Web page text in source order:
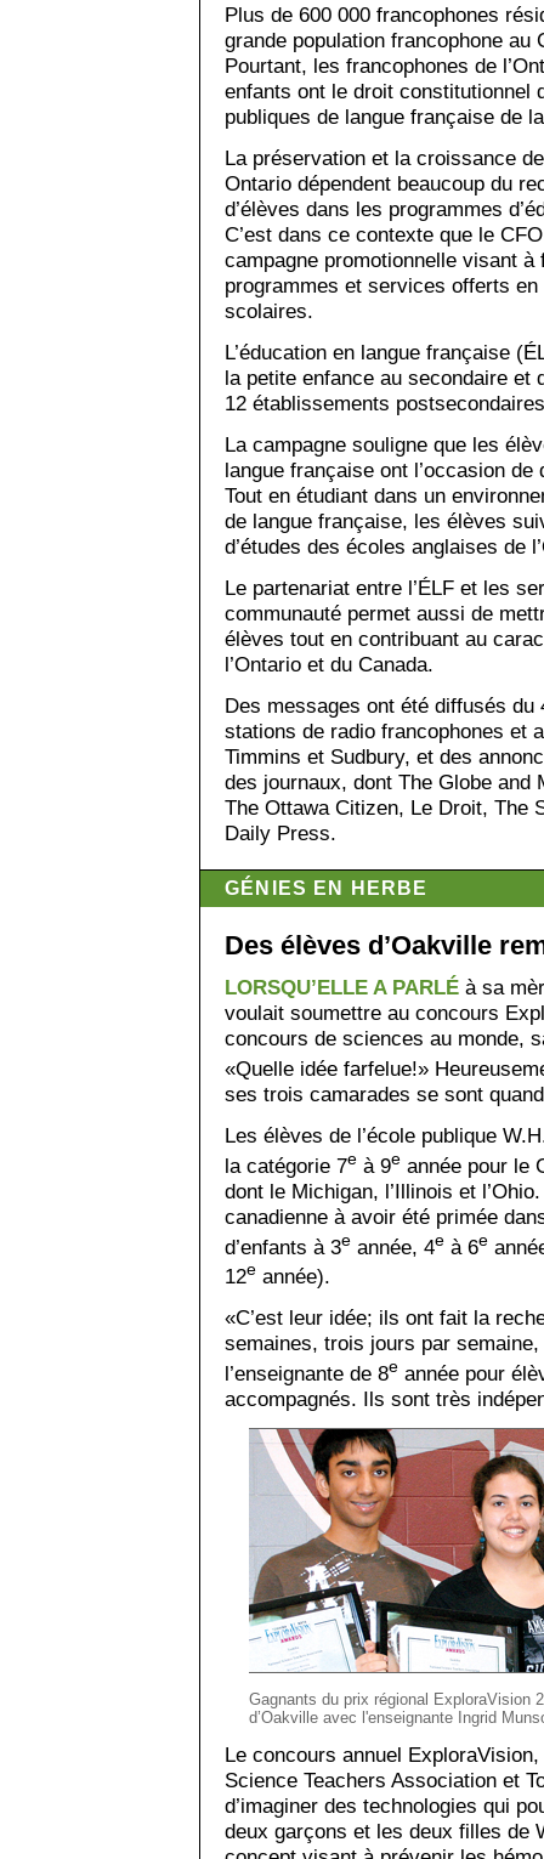
Plus de 600 000 francophones
grande population francophone au
Pourtant, les francophones de
enfants ont le droit constitutionnel
publiques de langue française de
La préservation et la croissance
Ontario dépendent beaucoup du
d’élèves dans les programmes
C’est dans ce contexte que le
campagne promotionnelle visant
programmes et services offerts
scolaires.
L’éducation en langue française
la petite enfance au secondaire et
12 établissements
La campagne souligne que les
langue française ont l’occasion
Tout en étudiant dans un
de langue française, les élèves
d’études des écoles anglaises de
Le partenariat entre l’ÉLF et les
communauté permet aussi de
élèves tout en contribuant au
l’Ontario et du Canada.
Des messages ont été diffusés
stations de radio francophones et
Timmins et Sudbury, et des
des journaux, dont The Globe and
The Ottawa Citizen, Le Droit, The
Daily Press.
GÉNIES EN HERBE
Des élèves d’Oakville
LORSQU’ELLE A PARLÉ à sa
voulait soumettre au concours
concours de sciences au monde,
«Quelle idée farfelue!»
ses trois camarades se sont
Les élèves de l’école publique
la catégorie 7e à 9e année pour le
dont le Michigan, l’Illinois et
canadienne à avoir été primée
d’enfants à 3e année, 4e à 6e
12e année).
«C’est leur idée; ils ont fait la
semaines, trois jours par
l’enseignante de 8e année pour
accompagnés. Ils sont très
Gagnants du prix régional ExploraVision
d’Oakville avec l'enseignante Ingrid
Le concours annuel
Science Teachers Association et
d’imaginer des technologies qui
deux garçons et les deux filles de